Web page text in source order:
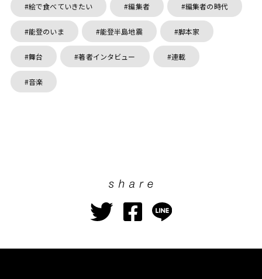
絵で食べていきたい 編集者 編集者の時代
能登のいま 能登半島地震 脚本家
舞台 著者インタビュー 連載
音楽